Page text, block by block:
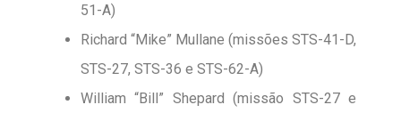
51-A)
Richard “Mike” Mullane (missões STS-41-D,
STS-27, STS-36 e STS-62-A)
William “Bill” Shepard (missão STS-27 e